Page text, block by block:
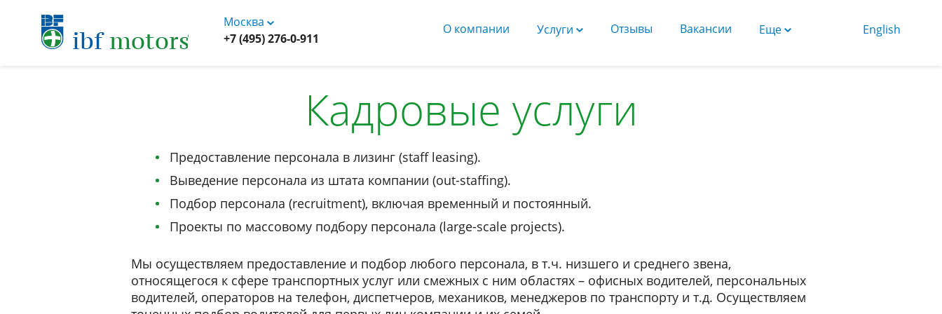
Москва
+7 (495) 276-0-911
О компании Услуги Отзывы Вакансии Еще English
Кадровые услуги
Предоставление персонала в лизинг (staff leasing).
Выведение персонала из штата компании (out-staffing).
Подбор персонала (recruitment), включая временный и постоянный.
Проекты по массовому подбору персонала (large-scale projects).
Мы осуществляем предоставление и подбор любого персонала, в т.ч. низшего и среднего звена,
относящегося к сфере транспортных услуг или смежных с ним областях – офисных водителей, персональных
водителей, операторов на телефон, диспетчеров, механиков, менеджеров по транспорту и т.д. Осуществляем